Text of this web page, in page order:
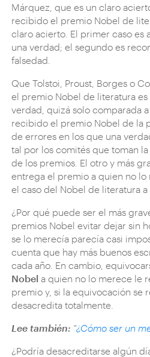
Márquez, que es un claro
recibido el premio Nobel de
claro acierto. El primer caso es
una verdad; el segundo es
falsedad.
Que Tolstoi, Proust, Borges o
el premio Nobel de literatura
verdad, quizá solo comparada
recibido el premio Nobel de la
de errores en los que una
tal por los comités que toman
de los premios. El otro y más
entrega el premio a quien no
el caso del Nobel de literatura a
¿Por qué puede ser el más
premios Nobel evitar dejar sin
se lo merecía parecía casi
cuenta que hay más buenos
cada año. En cambio,
Nobel a quien no lo merece le
premio y, si la equivocación se
desacredita totalmente.
Lee también: "¿Cómo ser un
¿Podría desacreditarse algún